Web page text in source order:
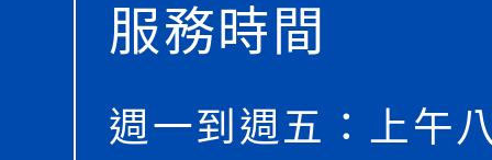
服務時間
週一到週五：上午